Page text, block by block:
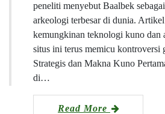
peneliti menyebut Baalbek
arkeologi terbesar di dunia.
kemungkinan teknologi kuno dan
situs ini terus memicu kontroversi
Strategis dan Makna Kuno
di…
Read More